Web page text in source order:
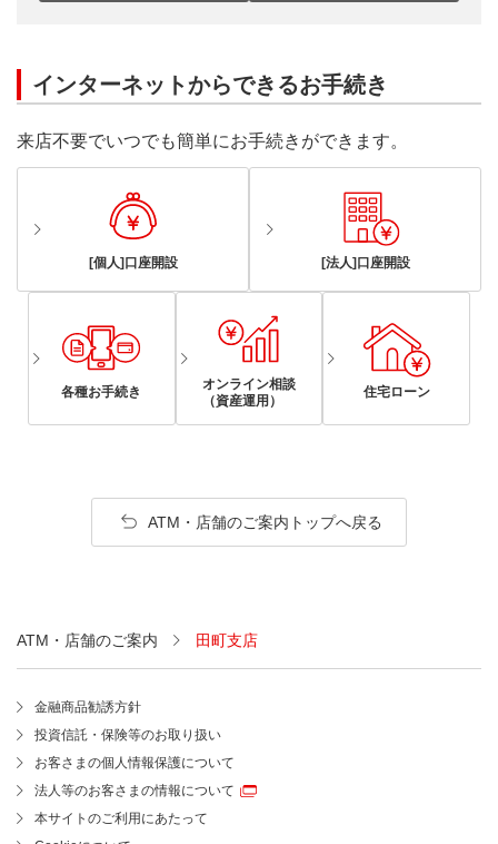
インターネットからできるお手続き
来店不要でいつでも簡単にお手続きができます。
[個人]口座開設 [法人]口座開設
各種お手続き
オンライン相談
（資産運用）
住宅ローン
ATM・店舗のご案内トップへ戻る
ATM・店舗のご案内 田町支店
金融商品勧誘方針
投資信託・保険等のお取り扱い
お客さまの個人情報保護について
法人等のお客さまの情報について
本サイトのご利用にあたって